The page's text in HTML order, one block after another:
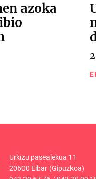
azoka
Urkizu pasealekua 11
20600 Eibar (Gipuzkoa)